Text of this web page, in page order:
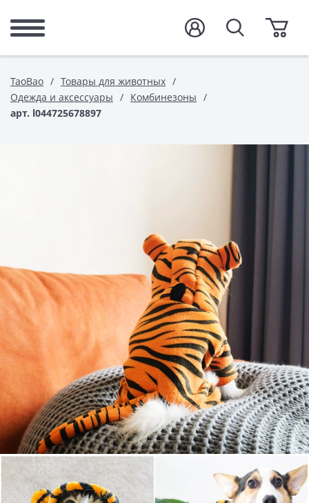
TaoBao
Товары для животных
Одежда и аксессуары
Комбинезоны
арт. l044725678897